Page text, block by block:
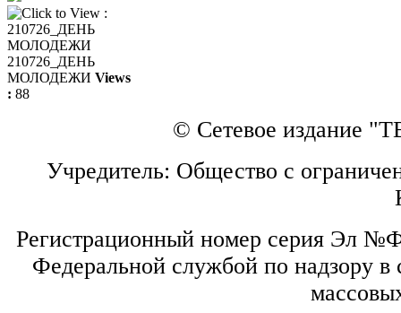
210726_ДЕНЬ
МОЛОДЕЖИ Views
: 88
© Сетевое издание
Учредитель: Общество с
Регистрационный номер серия Эл
Федеральной службой по надзору